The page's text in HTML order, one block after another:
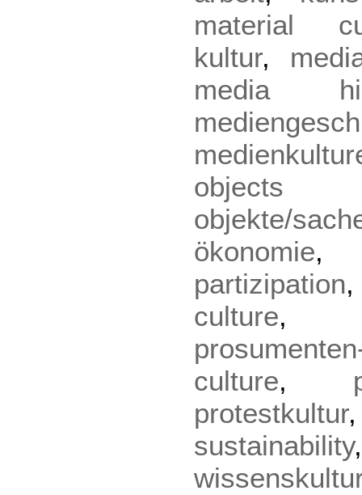
material
kultur,
media
objekte/
ökonomie
partizipation
culture
culture,
protestkultur
sustainability